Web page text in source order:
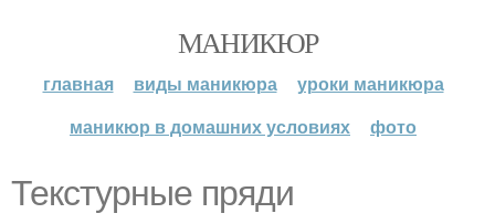
МАНИКЮР
главная виды маникюра
уроки маникюра
маникюр в домашних условиях
фото
Текстурные пряди